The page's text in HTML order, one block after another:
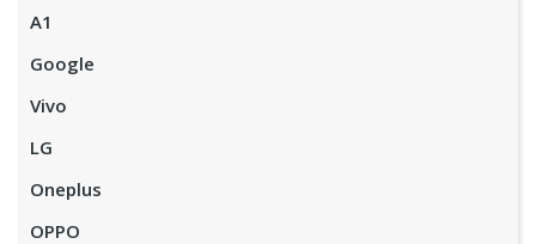
A1
Google
Vivo
LG
Oneplus
OPPO